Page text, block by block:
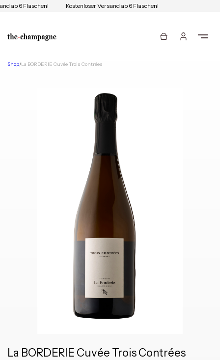
ab 6 Flaschen! Kostenloser Versand ab 6 Flaschen!
Shop/La BORDERIE Cuvée Trois Contrées
La BORDERIE Cuvée Trois Contrées